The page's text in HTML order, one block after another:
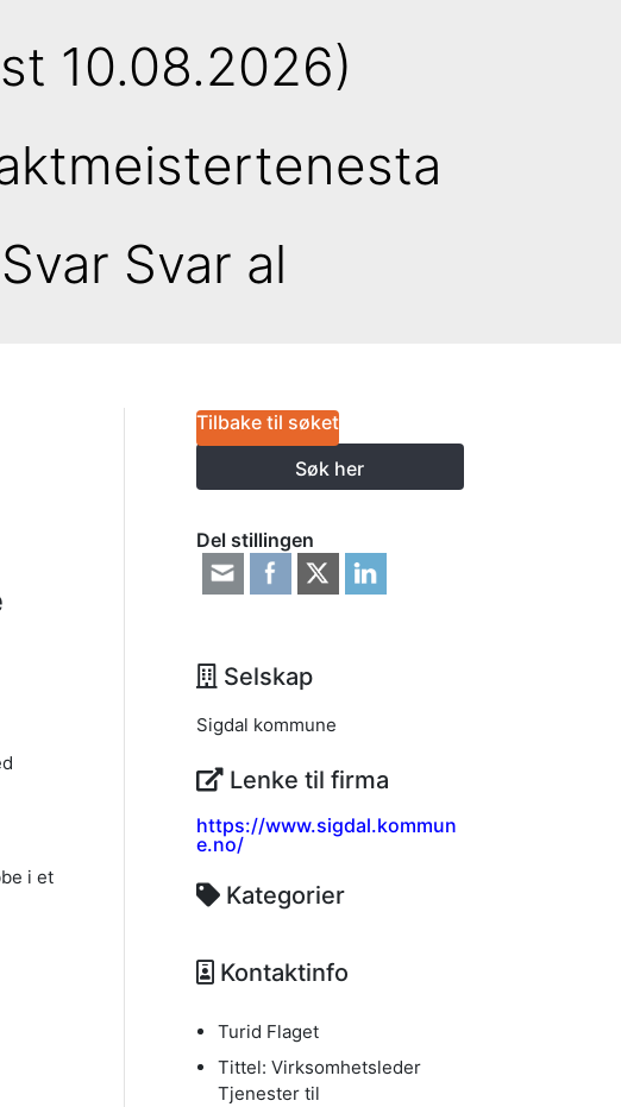
10.08.2026)
Svar al
i et
Tilbake til søket
Søk her
Del stillingen
Selskap
Sigdal kommune
Lenke til firma
https://www.sigdal.kommun
e.no/
Kategorier
Kontaktinfo
Turid Flaget
Tittel: Virksomhetsleder
Tjenester til